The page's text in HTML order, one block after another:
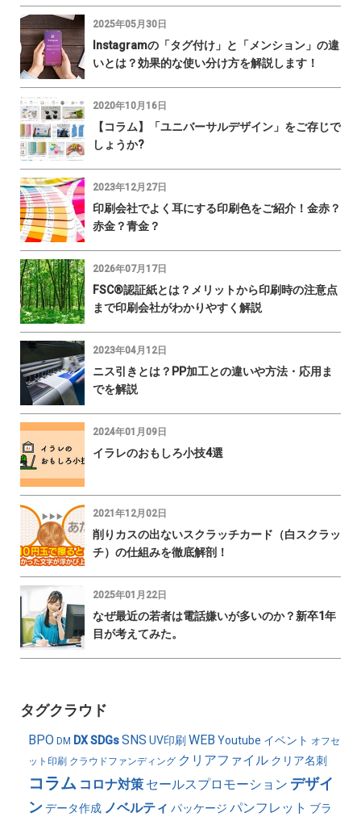
2025年05月30日
Instagramの「タグ付け」と「メンション」の違
いとは？効果的な使い分け方を解説します！
2020年10月16日
【コラム】「ユニバーサルデザイン」をご存じで
しょうか?
2023年12月27日
印刷会社でよく耳にする印刷色をご紹介！金赤？
赤金？青金？
2026年07月17日
FSC®認証紙とは？メリットから印刷時の注意点
まで印刷会社がわかりやすく解説
2023年04月12日
ニス引きとは？PP加工との違いや方法・応用ま
でを解説
2024年01月09日
イラレのおもしろ小技4選
2021年12月02日
削りカスの出ないスクラッチカード（白スクラッ
チ）の仕組みを徹底解剖！
2025年01月22日
なぜ最近の若者は電話嫌いが多いのか？新卒1年
目が考えてみた。
タグクラウド
BPO DM DXSDGsSNS UV印刷WEB Youtube イベント オフセ
ット印刷 クラウドファンディング クリアファイル クリア名刺
コラム コロナ対策 セールスプロモーション デザイ
ンデータ作成 ノベルティ パッケージ パンフレット ブラ